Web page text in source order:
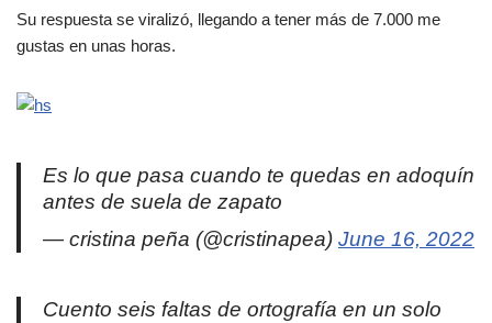
Su respuesta se viralizó, llegando a tener más de 7.000 me
gustas en unas horas.
Es lo que pasa cuando te quedas en adoquín
antes de suela de zapato
— cristina peña (@cristinapea) June 16, 2022
Cuento seis faltas de ortografía en un solo